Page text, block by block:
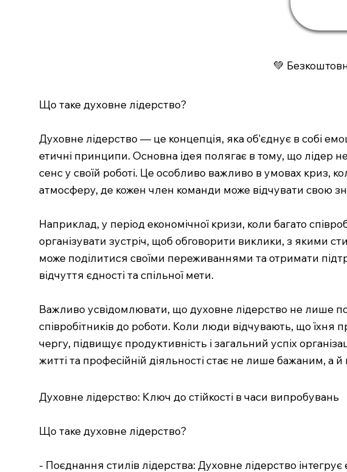
💚
Що таке духовне лідерство?
Духовне лідерство — це концепція, яка об'єднує в собі
етичні принципи. Основна ідея полягає в тому, що лідер
сенс у своїй роботі. Це особливо важливо в умовах криз,
атмосферу, де кожен член команди може відчувати свою
Наприклад, у період економічної кризи, коли багато
організувати зустріч, щоб обговорити виклики, з якими
може поділитися своїми переживаннями та отримати
відчуття єдності та спільної мети.
Важливо усвідомлювати, що духовне лідерство не лише
співробітників до роботи. Коли люди відчувають, що
чергу, підвищує продуктивність і загальний успіх
житті та професійній діяльності стає не лише бажаним, а
Духовне лідерство: Ключ до стійкості в часи випробувань
Що таке духовне лідерство?
- Поєднання стилів лідерства: Духовне лідерство